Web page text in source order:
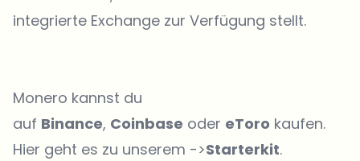
integrierte Exchange zur Verfügung stellt.
Monero kannst du
auf Binance, Coinbase oder eToro kaufen.
Hier geht es zu unserem ->Starterkit.